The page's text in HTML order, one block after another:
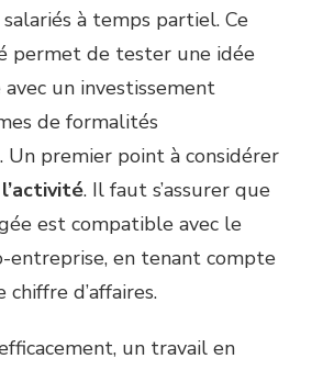
à temps partiel. Ce
permet de tester une idée
un investissement
de formalités
Un premier point à considérer
. Il faut s’assurer que
est compatible avec le
en tenant compte
d’affaires.
un travail en